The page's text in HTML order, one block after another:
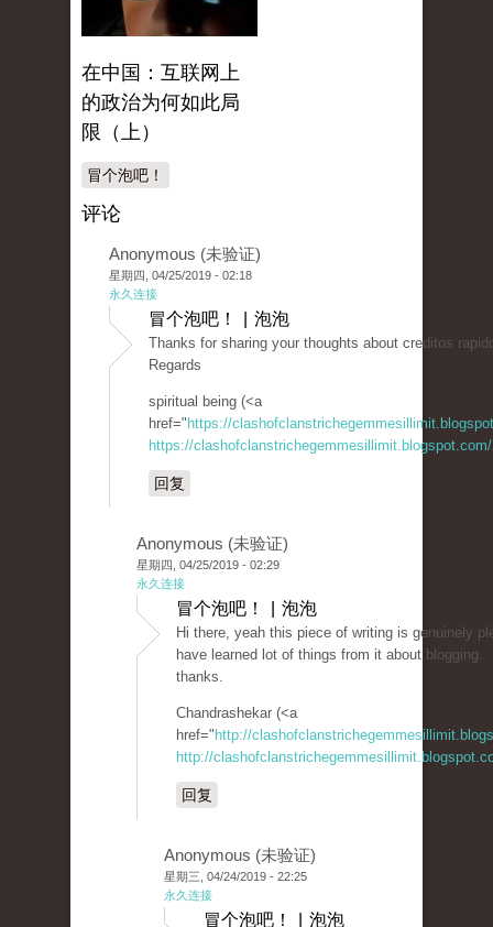
在中国：互联网上
的政治为何如此局
限（上）
冒个泡吧！
评论
Anonymous (未验证)
星期四, 04/25/2019 - 02:18
永久连接
冒个泡吧！ | 泡泡
Thanks for sharing your thoughts about creditos
Regards
spiritual being (<a
href=" https://
https://
回复
Anonymous (未验证)
星期四, 04/25/2019 - 02:29
永久连接
冒个泡吧！ | 泡泡
Hi there, yeah this piece of writing is genuinely
have learned lot of things from it about blogging.
thanks.
Chandrashekar (<a
href=" http://
http://
回复
Anonymous (未验证)
星期三, 04/24/2019 - 22:25
永久连接
冒个泡吧！ | 泡泡